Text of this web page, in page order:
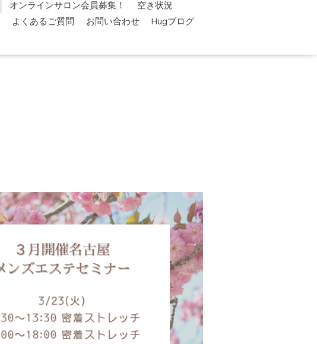
オンラインサロン会員募集！
空き状況
よくあるご質問 お問い合わせ
Hugブログ